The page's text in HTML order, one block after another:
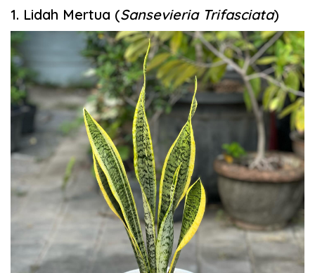
1. Lidah Mertua (Sansevieria Trifasciata)